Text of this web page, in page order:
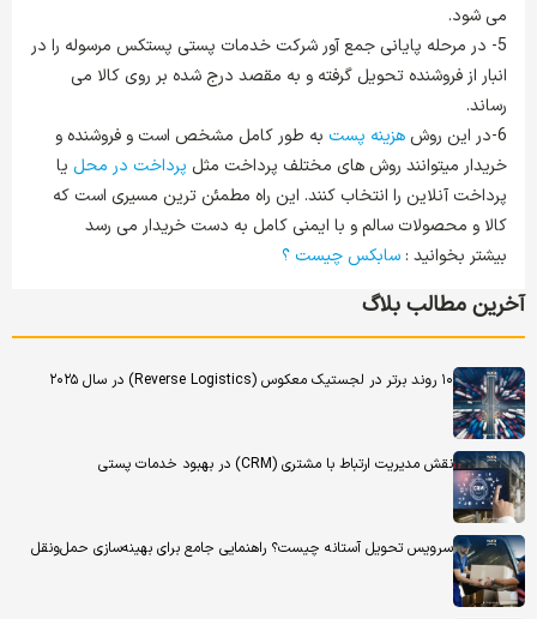
می شود.
5- در مرحله پایانی جمع آور شرکت خدمات پستی پستکس مرسوله را در
انبار از فروشنده تحویل گرفته و به مقصد درج شده بر روی کالا می
رساند.
6-در این روش
هزینه پست به طور کامل مشخص است و فروشنده و
خریدار میتوانند روش های مختلف پرداخت مثل پرداخت در محل یا
پرداخت آنلاین را انتخاب کنند. این راه مطمئن ترین مسیری است که
کالا و محصولات سالم و با ایمنی کامل به دست خریدار می رسد
بیشتر بخوانید : سابکس چیست ؟
آخرین مطالب بلاگ
۱۰ روند برتر در لجستیک معکوس (Reverse Logistics) در سال ۲۰۲۵
نقش مدیریت ارتباط با مشتری (CRM) در بهبود خدمات پستی
سرویس تحویل آستانه چیست؟ راهنمایی جامع برای بهینه‌سازی حمل‌ونقل